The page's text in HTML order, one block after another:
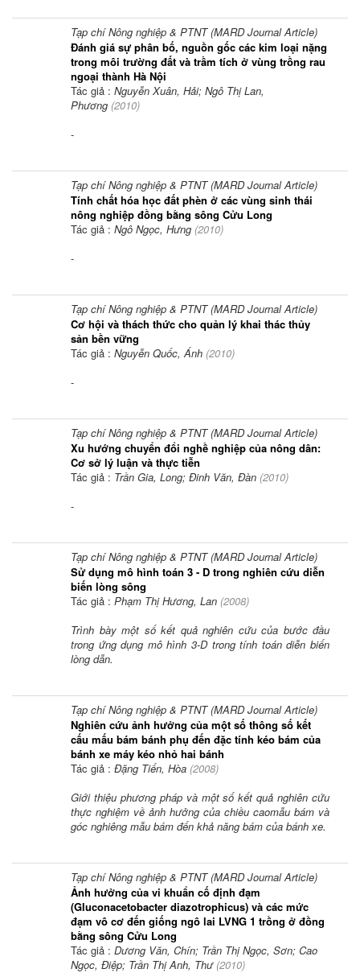
Tạp chí Nông nghiệp & PTNT (MARD Journal Article)
Đánh giá sự phân bố, nguồn gốc các kim loại nặng
trong môi trường đất và trầm tích ở vùng trồng rau
ngoại thành Hà Nội
Tác giả : Nguyễn Xuân, Hải; Ngô Thị Lan,
Phương (2010)
-
Tạp chí Nông nghiệp & PTNT (MARD Journal Article)
Tính chất hóa học đất phèn ở các vùng sinh thái
nông nghiệp đồng bằng sông Cửu Long
Tác giả : Ngô Ngọc, Hưng (2010)
-
Tạp chí Nông nghiệp & PTNT (MARD Journal Article)
Cơ hội và thách thức cho quản lý khai thác thủy
sản bền vững
Tác giả : Nguyễn Quốc, Ánh (2010)
-
Tạp chí Nông nghiệp & PTNT (MARD Journal Article)
Xu hướng chuyển đổi nghề nghiệp của nông dân:
Cơ sở lý luận và thực tiễn
Tác giả : Trần Gia, Long; Đinh Văn, Đàn (2010)
-
Tạp chí Nông nghiệp & PTNT (MARD Journal Article)
Sử dụng mô hình toán 3 - D trong nghiên cứu diễn
biến lòng sông
Tác giả : Phạm Thị Hương, Lan (2008)
Trình bày một số kết quả nghiên cứu của bước đầu
trong ứng dụng mô hình 3-D trong tính toán diễn biến
lòng dẫn.
Tạp chí Nông nghiệp & PTNT (MARD Journal Article)
Nghiên cứu ảnh hưởng của một số thông số kết
cấu mấu bám bánh phụ đến đặc tính kéo bám của
bánh xe máy kéo nhỏ hai bánh
Tác giả : Đặng Tiến, Hòa (2008)
Giới thiệu phương pháp và một số kết quả nghiên cứu
thực nghiệm về ảnh hưởng của chiều caomẫu bám và
góc nghiêng mẫu bám đến khả năng bám của bánh xe.
Tạp chí Nông nghiệp & PTNT (MARD Journal Article)
Ảnh hưởng của vi khuẩn cố định đạm
(Gluconacetobacter diazotrophicus) và các mức
đạm vô cơ đến giống ngô lai LVNG 1 trồng ở đồng
bằng sông Cửu Long
Tác giả : Dương Văn, Chín; Trần Thị Ngọc, Sơn; Cao
Ngọc, Điệp; Trần Thị Anh, Thư(2010)